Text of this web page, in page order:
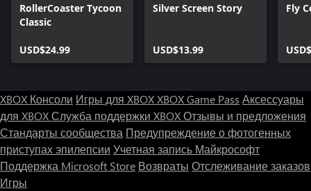
RollerCoaster Tycoon
Classic
USD$24.99
Silver Screen Story
USD$13.99
Fly
XBOX Консоли Игры для XBOXXBOX Game Pass Аксессуары
для XBOXСлужба поддержки XBOXОтзывы и предложения
Стандарты сообщества Предупреждение о фотогенных
приступах эпилепсии Учетная запись Майкрософт
Поддержка Microsoft Store Возвраты Отслеживание заказов
Игры